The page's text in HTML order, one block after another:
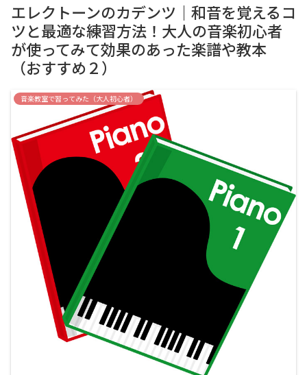
エレクトーンのカデンツ｜和音を覚えるコ
ツと最適な練習方法！大人の音楽初心者
が使ってみて効果のあった楽譜や教本
（おすすめ２）
音楽教室で習ってみた（大人初心者）